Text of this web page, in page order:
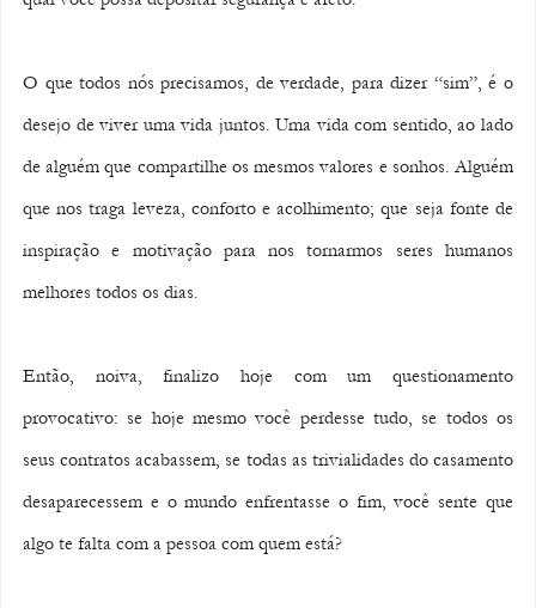
O que todos nós precisamos, de verdade, para dizer “sim”, é o
desejo de viver uma vida juntos. Uma vida com sentido, ao lado
de alguém que compartilhe os mesmos valores e sonhos. Alguém
que nos traga leveza, conforto e acolhimento; que seja fonte de
inspiração e motivação para nos tornarmos seres humanos
melhores todos os dias.
Então, noiva, finalizo hoje com um questionamento
provocativo: se hoje mesmo você perdesse tudo, se todos os
seus contratos acabassem, se todas as trivialidades do casamento
desaparecessem e o mundo enfrentasse o fim, você sente que
algo te falta com a pessoa com quem está?